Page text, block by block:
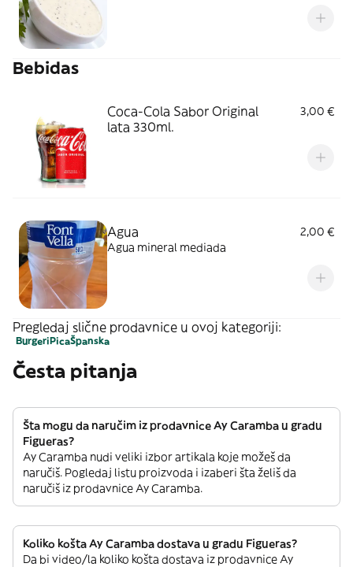
Bebidas
Coca-Cola Sabor Original
lata 330ml.
3,00 €
Agua
2,00 €
Agua mineral mediada
Pregledaj slične prodavnice u ovoj kategoriji:
BurgeriPicaŠpanska
Česta pitanja
Šta mogu da naručim iz prodavnice Ay Caramba u gradu
Figueras?
Ay Caramba nudi veliki izbor artikala koje možeš da
naručiš. Pogledaj listu proizvoda i izaberi šta želiš da
naručiš iz prodavnice Ay Caramba.
Koliko košta Ay Caramba dostava u gradu Figueras?
Da bi video/la koliko košta dostava iz prodavnice Ay